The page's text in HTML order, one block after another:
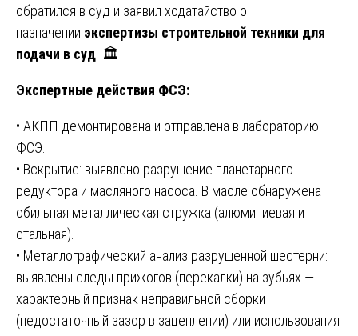
обратился в суд и заявил ходатайство о
назначении экспертизы строительной техники для
подачи в суд . 🏛️
Экспертные действия ФСЭ:
• АКПП демонтирована и отправлена в лабораторию
ФСЭ.
• Вскрытие: выявлено разрушение планетарного
редуктора и масляного насоса. В масле обнаружена
обильная металлическая стружка (алюминиевая и
стальная).
• Металлографический анализ разрушенной шестерни:
выявлены следы прижогов (перекалки) на зубьях —
характерный признак неправильной сборки
(недостаточный зазор в зацеплении) или использования